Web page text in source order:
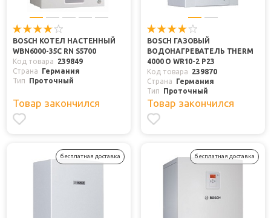
BOSCH КОТЕЛ НАСТЕННЫЙ
WBN6000-35C RN S5700
Код товара
239849
Страна
Германия
Тип
Проточный
Товар закончился
BOSCH ГАЗОВЫЙ
ВОДОНАГРЕВАТЕЛЬ THERM
4000 O WR10-2 P23
Код товара
239870
Страна
Германия
Тип
Проточный
Товар закончился
бесплатная доставка бесплатная доставка